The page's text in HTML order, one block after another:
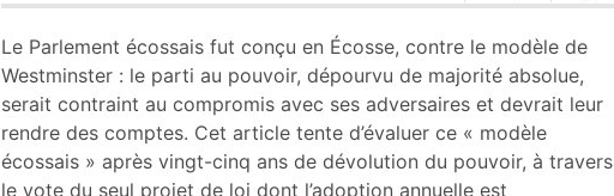
Plan
Texte
Bibliographie
Notes
Citer cet article
Auteur
Le Parlement écossais fut conçu en Écosse, contre le modèle de
Westminster : le parti au pouvoir, dépourvu de majorité absolue,
serait contraint au compromis avec ses adversaires et devrait leur
rendre des comptes. Cet article tente d’évaluer ce « modèle
écossais » après vingt-cinq ans de dévolution du pouvoir, à travers
le vote du seul projet de loi dont l’adoption annuelle est